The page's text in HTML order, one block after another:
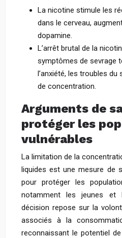
La nicotine stimule les
dans le cerveau,
dopamine.
L’arrêt brutal de la
symptômes de sevrage
l’anxiété, les troubles
de concentration.
Arguments de
protéger les
vulnérables
La limitation de la
liquides est une mesure de
pour protéger les
notamment les jeunes et
décision repose sur la
associés à la
reconnaissant le potentiel